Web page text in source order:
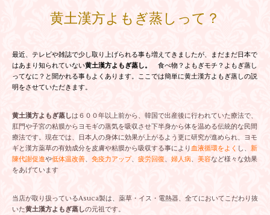
黄土漢方よもぎ蒸しって？
最近、テレビや雑誌で少し取り上げられる事も増えてきましたが、まだまだ日本で
はあまり知られていない黄土漢方よもぎ蒸し。 食べ物？よもぎモチ？よもぎ蒸し
ってなに？と聞かれる事もよくあります。ここでは簡単に黄土漢方よもぎ蒸しの説
明をさせていただきます。
黄土漢方よもぎ蒸しは６００年以上前から、韓国で出産後に行われていた療法で、
肛門や子宮の粘膜からヨモギの蒸気を吸収させ下半身から体を温める伝統的な民間
療法です。現在では、日本人の身体に効果が上がるよう更に研究が進められ、ヨモ
ギと漢方薬草の有効成分を皮膚や粘膜から吸収する事により血液循環をよく し、 新
陳代謝促進や低体温改善、 免疫力アップ、 疲労回復、 婦人病、 美容など様々な効果
をあげています
当店が取り扱っているAsuca製は、薬草・イス・電熱器、全てにおいてこだわり抜
いた黄土漢方よもぎ蒸しの元祖です。